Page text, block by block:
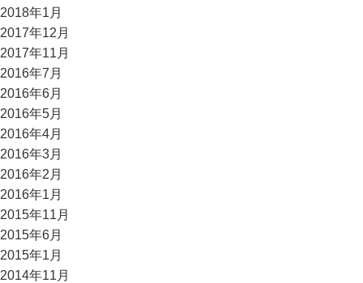
2018年1月
2017年12月
2017年11月
2016年7月
2016年6月
2016年5月
2016年4月
2016年3月
2016年2月
2016年1月
2015年11月
2015年6月
2015年1月
2014年11月